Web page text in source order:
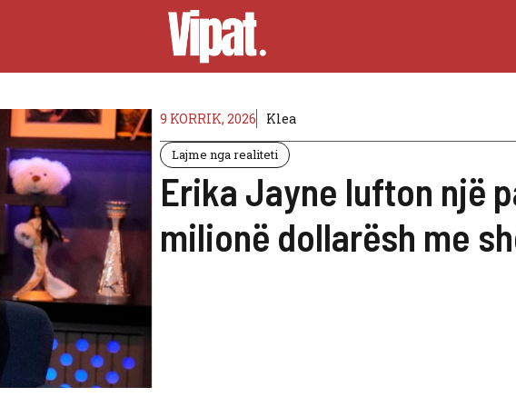
9 KORRIK, 2026 Klea
Lajme nga realiteti
Erika Jayne lufton një
milionë dollarësh me